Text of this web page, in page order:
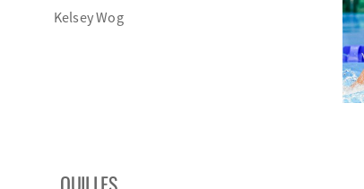
Kelsey Wog